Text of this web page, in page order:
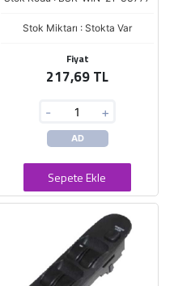
Stok Miktarı : Stokta Var
Fiyat
217,69 TL
- +
AD
Sepete Ekle